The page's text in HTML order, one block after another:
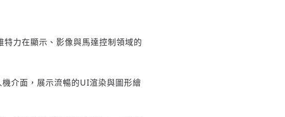
力在顯示、影像與馬達控制領域的
介面，展示流暢的UI渲染與圖形繪